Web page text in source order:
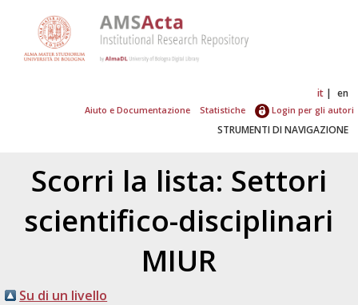
it en
Aiuto e Documentazione Statistiche Login per gli autori
STRUMENTI DI NAVIGAZIONE
Scorri la lista: Settori
scientifico-disciplinari
MIUR
Su di un livello